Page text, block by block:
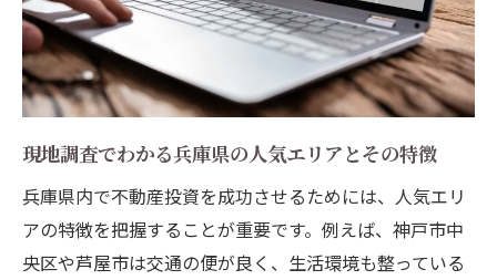
現地調査でわかる兵庫県の人気エリアとその特徴
兵庫県内で不動産投資を成功させるためには、人気エリ
アの特徴を把握することが重要です。例えば、神戸市中
央区や芦屋市は交通の便が良く、生活環境も整っている